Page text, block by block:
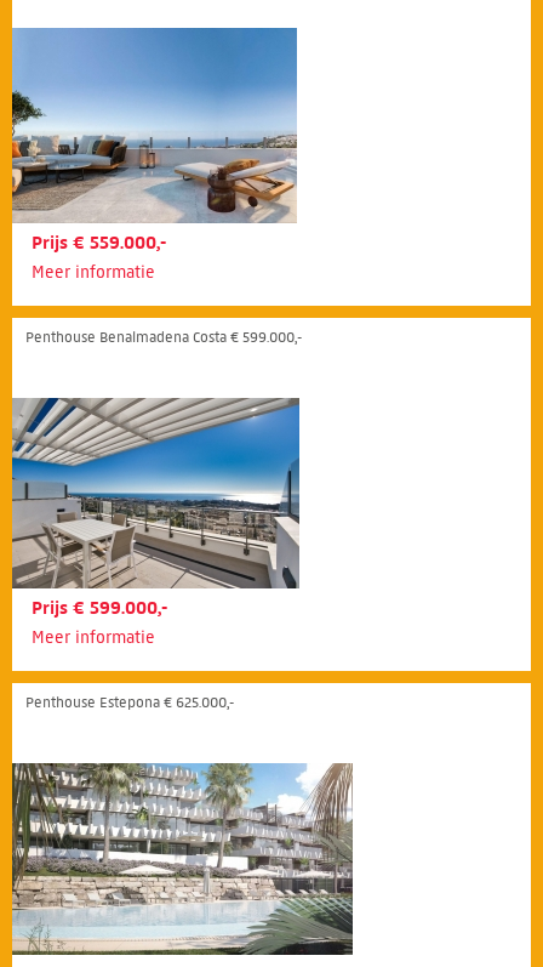
Prijs € 559.000,-
Meer informatie
Penthouse Benalmadena Costa € 599.000,-
Prijs € 599.000,-
Meer informatie
Penthouse Estepona € 625.000,-